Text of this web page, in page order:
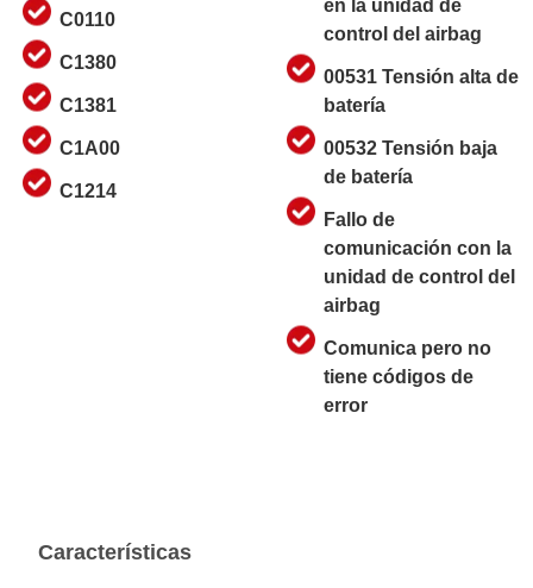
C0110
C1380
C1381
C1A00
C1214
en la unidad de
control del airbag
00531 Tensión alta de
batería
00532 Tensión baja
de batería
Fallo de
comunicación con la
unidad de control del
airbag
Comunica pero no
tiene códigos de
error
Características